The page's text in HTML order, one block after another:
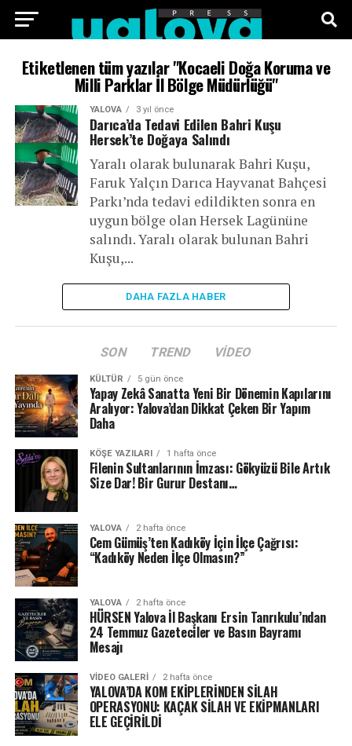
ANA SAYFA FOTO GALERI VIDEO GALERI
SPOR SIYASET
KÜNYE
Etiketlenen tüm yazılar "Kocaeli Doğa Koruma ve
Milli Parklar İl Bölge Müdürlüğü"
YALOVA 3 yıl önce
Darıca’da Tedavi Edilen Bahri Kuşu
Hersek’te Doğaya Salındı
Yaralı olarak bulunarak Bahri Kuşu,
Faruk Yalçın Darıca Hayvanat Bahçesi
Parkı’nda tedavi edildikten sonra en
uygun bölge olan Hersek Lagününe
salındı. Yaralı olarak bulunan Bahri
Kuşu,...
DAHA FAZLA HABER
SON TREND VIDEO
KÜLTÜR 5 gün önce
Yapay Zekâ Sanatta Yeni Bir Dönemin Kapılarını
Aralıyor: Yalova’dan Dikkat Çeken Bir Yapım
Daha
KÖŞE YAZILARI 1 hafta önce
Filenin Sultanlarının İmzası: Gökyüzü Bile Artık
Size Dar! Bir Gurur Destanı…
YALOVA 2 hafta önce
Cem Gümüş’ten Kadıköy İçin İlçe Çağrısı:
“Kadıköy Neden İlçe Olmasın?”
YALOVA 2 hafta önce
HÜRSEN Yalova İl Başkanı Ersin Tanrıkulu’ndan
24 Temmuz Gazeteciler ve Basın Bayramı
Mesajı
VIDEO GALERI 2 hafta önce
YALOVA’DA KOM EKİPLERİNDEN SİLAH
OPERASYONU: KAÇAK SİLAH VE EKİPMANLARI
ELE GEÇİRİLDİ